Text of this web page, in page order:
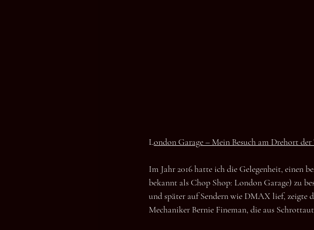
London Garage – Mein Besuch am Drehort
Im Jahr 2016 hatte ich die Gelegenheit, einen
bekannt als Chop Shop: London Garage) zu
und später auf Sendern wie DMAX lief, zeigte
Mechaniker Bernie Fineman, die aus